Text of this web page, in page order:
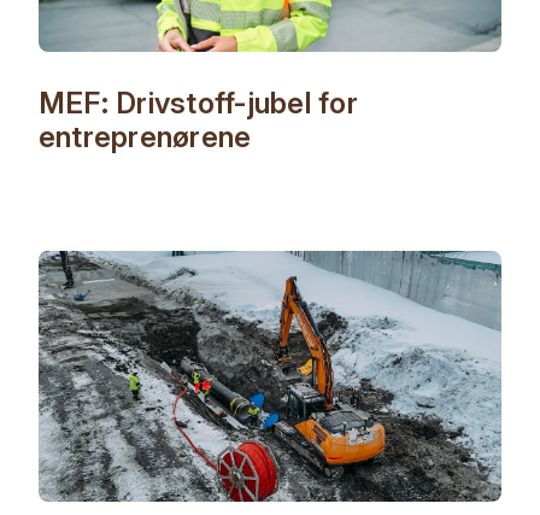
MEF: Drivstoff-jubel for
entreprenørene